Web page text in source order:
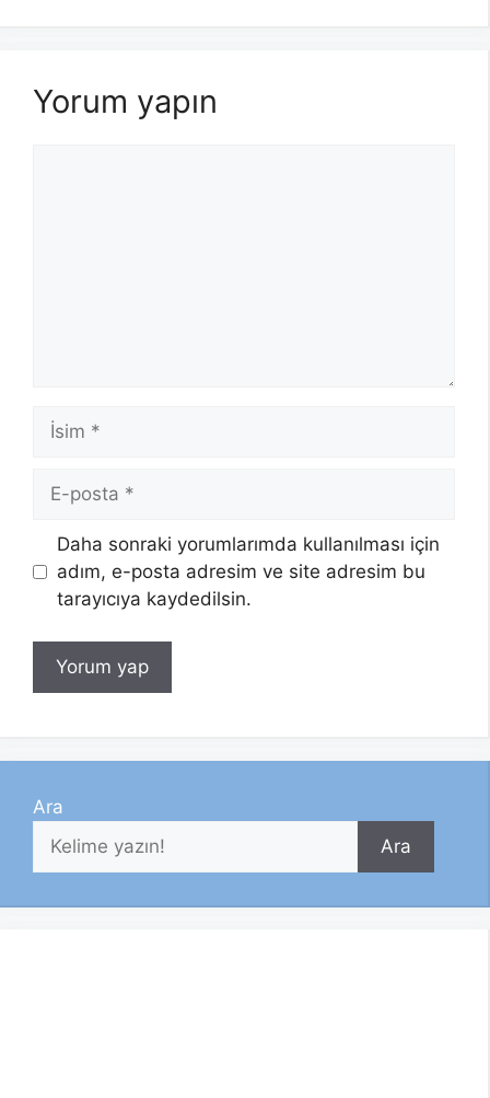
Yorum yapın
İsim
posta
Daha sonraki yorumlarımda kullanılması için
adım, e-posta adresim ve site adresim bu
tarayıcıya kaydedilsin.
Ara
Ara